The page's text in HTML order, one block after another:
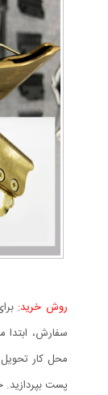
روش خرید:
سفارش،
محل کار تحویل
پست